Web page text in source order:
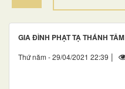
GIA ĐÌNH PHẠT TẠ THÁNH TÂM
Thứ năm - 29/04/2021 22:39 |